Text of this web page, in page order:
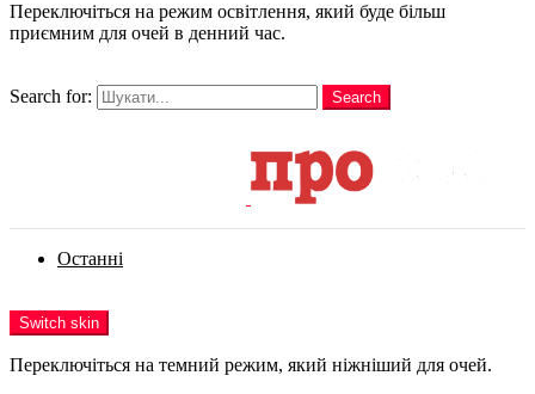
Переключіться на режим освітлення, який буде більш
приємним для очей в денний час.
Search for:
Search
Останні
Switch skin
Переключіться на темний режим, який ніжніший для очей.